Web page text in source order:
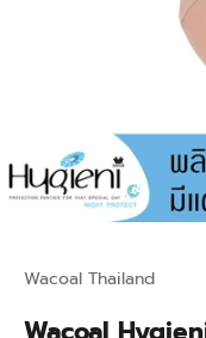
Wacoal Thailand